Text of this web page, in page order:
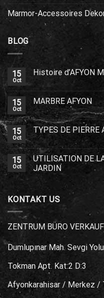
Marmor-Accessoires
BLOG
15
Oct
Histoire d’AFYON
15
Oct
MARBRE AFYON
15
Oct
TYPES DE PIERRE
15
Oct
UTILISATION DE
JARDIN
KONTAKT US
ZENTRUM BÜRO
Dumlupınar Mah. Sevgi
Tokman Apt. Kat:2 D:3
Afyonkarahisar / Merkez /